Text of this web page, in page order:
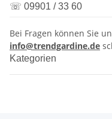
☏ 09901 / 33 60
Bei Fragen können Sie
info@trendgardine.de
Kategorien